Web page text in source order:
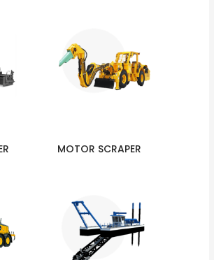
MOTOR SCRAPER